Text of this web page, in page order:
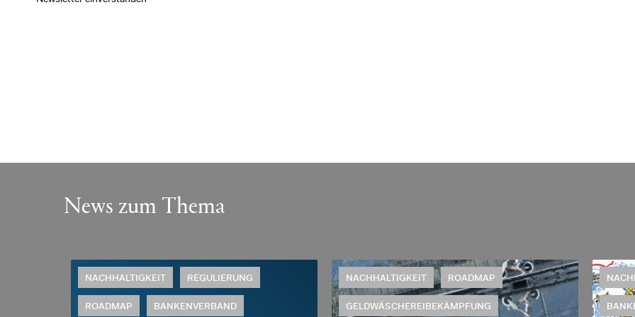
News zum Thema
NACHHALTIGKEIT REGULIERUNG
ROADMAP BANKENVERBAND
NACHHALTIGKEIT ROADMAP
GELDWÄSCHEREIBEKÄMPFUNG